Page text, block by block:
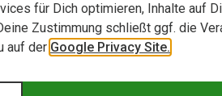
für Dich optimieren, Inhalte auf
Zustimmung schließt ggf. die
auf der Google Privacy Site.